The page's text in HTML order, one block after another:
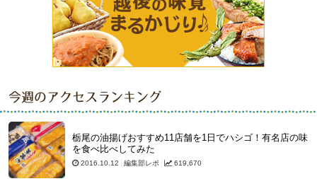
今週のアクセスランキング
栃尾の油揚げおすすめ11店舗を1日でハシゴ！有名店の味
を食べ比べしてみた
2016.10.12 編集部レポ 619,670